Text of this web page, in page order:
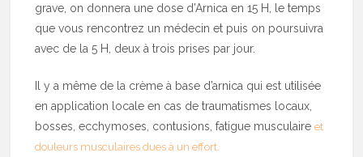
grave, on donnera une dose d’Arnica en 15 H, le temps
que vous rencontrez un médecin et puis on poursuivra
avec de la 5 H, deux à trois prises par jour.
Il y a même de la crème à base d’arnica qui est utilisée
en application locale en cas de traumatismes locaux,
bosses, ecchymoses, contusions, fatigue musculaireet
douleurs musculaires dues à un effort.